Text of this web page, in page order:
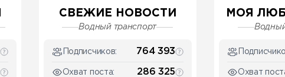
СВЕЖИЕ НОВОСТИ
Водный транспорт
Подписчиков: 764 393
Охват поста: 286 325
МОЯ
Охват